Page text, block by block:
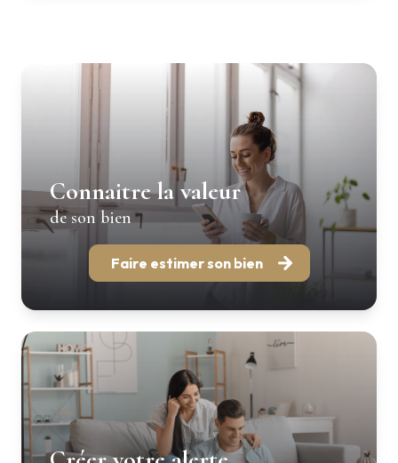
Connaitre la valeur
de son bien
Faire estimer son bien